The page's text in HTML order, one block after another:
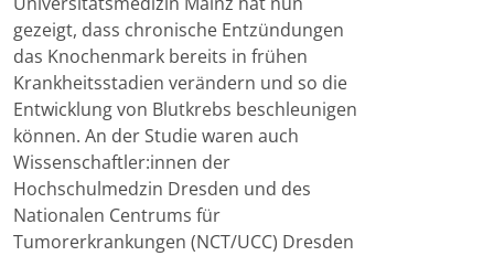
gezeigt, dass chronische Entzündungen
das Knochenmark bereits in frühen
Krankheitsstadien verändern und so die
Entwicklung von Blutkrebs beschleunigen
können. An der Studie waren auch
Wissenschaftler:innen der
Hochschulmedzin Dresden und des
Nationalen Centrums für
Tumorerkrankungen (NCT/UCC) Dresden